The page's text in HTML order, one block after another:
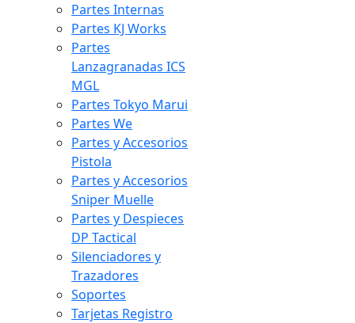
Partes Internas
Partes KJ Works
Partes
Lanzagranadas ICS
MGL
Partes Tokyo Marui
Partes We
Partes y Accesorios
Pistola
Partes y Accesorios
Sniper Muelle
Partes y Despieces
DP Tactical
Silenciadores y
Trazadores
Soportes
Tarjetas Registro